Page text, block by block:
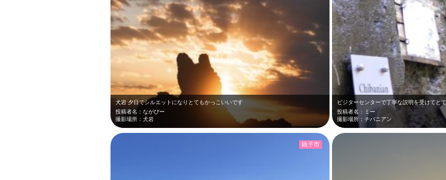
犬岩 夕日でシルエットになりとてもかっこいいです
投稿者名：ながぴー
撮影場所：犬岩
ビジターセンターで丁寧な説明を受けてと
投稿者名：ミー
撮影場所：チバニアン
銚子市